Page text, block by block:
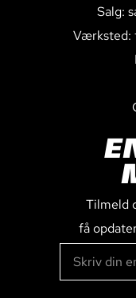
Salg:
Værksted:
Tilmeld
få